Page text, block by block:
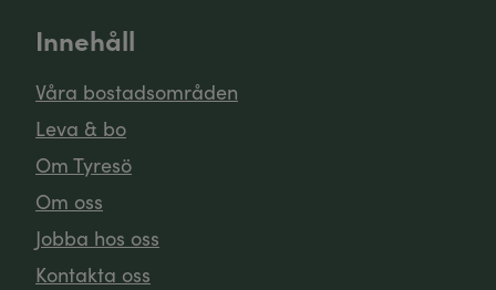
Innehåll
Våra bostadsområden
Leva & bo
Om Tyresö
Om oss
Jobba hos oss
Kontakta oss